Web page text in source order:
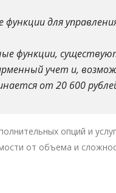
функции для
функции,
учет и,
от 20 600
опций и
от объема и